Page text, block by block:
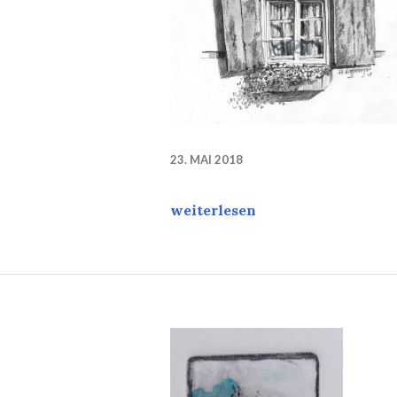
23. MAI 2018
Welche Geschichten sich
weiterlesen